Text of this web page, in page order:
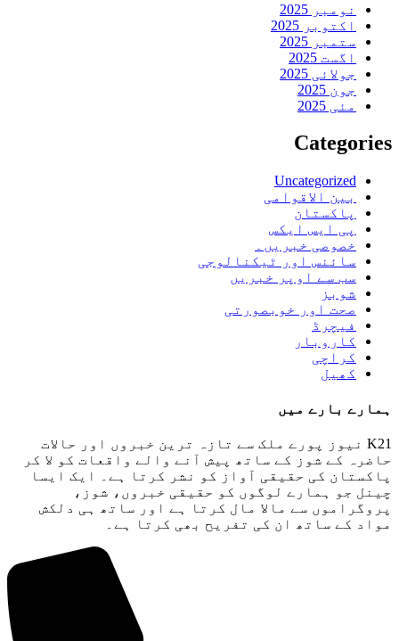
نومبر 2025
اکتوبر 2025
ستمبر 2025
اگست 2025
جولائی 2025
جون 2025
مئی 2025
Categories
Uncategorized
بین الاقوامی
پاکستان
پی ایس ایکس
خصوصی خبریں۔
سائنس اور ٹیکنالوجی
سب سے اوپر خبریں
شوبز
صحت اور خوبصورتی
فیچرڈ
کاروبار
کراچی
کھیل
ہمارے بارے میں
K21 نیوز پورے ملک سے تازہ ترین خبروں اور حالات
حاضرہ کے شوز کے ساتھ پیش آنے والے واقعات کو لا کر
پاکستان کی حقیقی آواز کو نشر کرتا ہے۔ ایک ایسا
چینل جو ہمارے لوگوں کو حقیقی خبروں، شوز،
پروگراموں سے مالا مال کرتا ہے اور ساتھ ہی دلکش
مواد کے ساتھ ان کی تفریح ​​بھی کرتا ہے۔